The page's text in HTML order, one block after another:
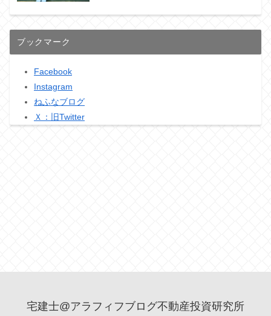
ブックマーク
Facebook
Instagram
ねふなブログ
Ｘ：旧Twitter
宅建士@アラフィフブログ不動産投資研究所